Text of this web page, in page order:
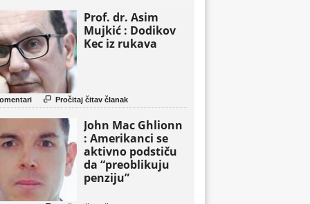
Prof. dr. Asim
Mujkić : Dodikov
Kec iz rukava
 Pročitaj čitav članak
John Mac Ghlionn
: Amerikanci se
aktivno podstiču
da “preoblikuju
penziju”